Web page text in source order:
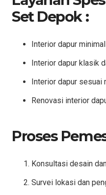
Set Depok :
Interior dapur
Interior dapur klasik
Interior dapur sesuai
Renovasi interior
Proses
Konsultasi desain
Survei lokasi dan